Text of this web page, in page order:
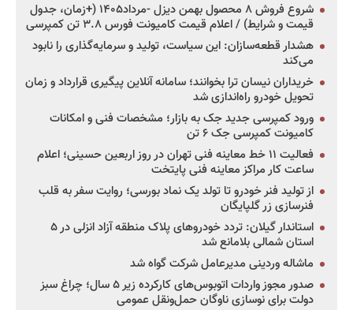
شروع فروش ۸ محصول بهمن دیزل -مرداد۱۴۰۵ (+زمان، جدول
قیمت و شرایط) / اعلام قیمت کامیونت فورس ۳.۸ تن کمپرسی
هشدار قطعه‌سازان: این سیاست، تولید و سرمایه‌گذاری را نابود
می‌کند
خریداران نیسان ترا بخوانند؛ سامانه آنلاین پیگیری قرارداد و زمان
تحویل خودرو راه‌اندازی شد
ورود کمپرسی جدید جک به بازار؛ مشخصات فنی و امکانات
کامیونت کمپرسی جک ۶ تن
فعالیت ۱۱ خط معاینه فنی تهران در روز اربعین حسینی؛ اعلام
ساعت کار مراکز معاینه فنی پایتخت
از تولید فنر خودرو تا تولد یک نماد بورسی؛ روایت سفر به قلب
فنرسازی زر گلپایگان
استاندار گیلان: تردد خودروهای پلاک منطقه آزاد انزلی در ۵
استان شمالی بلامانع شد
ماشاله وردینی مدیرعامل شرکت گواه شد
صدور مجوز واردات اتوبوس‌های کارکرده زیر ۵ سال؛ چراغ سبز
دولت برای نوسازی ناوگان حمل‌ونقل عمومی